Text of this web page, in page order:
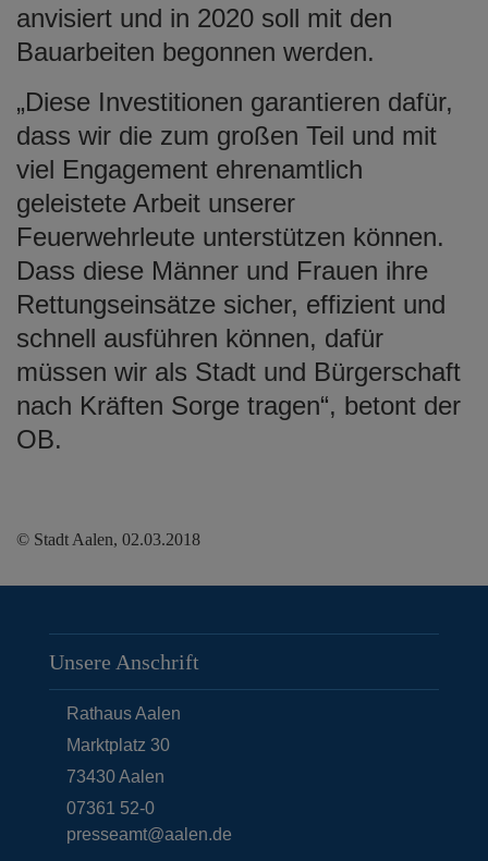
anvisiert und in 2020 soll mit den
Bauarbeiten begonnen werden.
„Diese Investitionen garantieren dafür,
dass wir die zum großen Teil und mit
viel Engagement ehrenamtlich
geleistete Arbeit unserer
Feuerwehrleute unterstützen können.
Dass diese Männer und Frauen ihre
Rettungseinsätze sicher, effizient und
schnell ausführen können, dafür
müssen wir als Stadt und Bürgerschaft
nach Kräften Sorge tragen“, betont der
OB.
© Stadt Aalen, 02.03.2018
Unsere Anschrift
Rathaus Aalen
Marktplatz 30
73430Aalen
07361 52-0
presseamt@aalen.de